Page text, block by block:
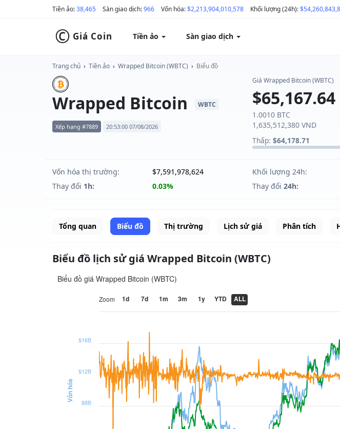
Tiền ảo:38,465 Sàn giao dịch:966 Vốn hóa:$2,213,904,010,578 Khối lượng (24h):
© Giá Coin Tiền ảo Sàn giao dịch
Trang chủ › Tiền ảo › Wrapped Bitcoin (WBTC) › Biểu đồ
Wrapped Bitcoin WBTC
Xếp hạng #7889 20:53:00 07/08/2026
Giá Wrapped Bitcoin (WBTC)
$65,167.64
1.0010 BTC
1,635,512,380 VND
Thấp: $64,178.71
Vốn hóa thị trường: $7,591,978,624 Khối lượng 24h:
Thay đổi 1h: 0.03% Thay đổi 24h:
Tổng quan Biểu đồ Thị trường Lịch sử giá Phân tích
Biểu đồ lịch sử giá Wrapped Bitcoin (WBTC)
Zoom 1d 7d 1m 3m 1y YTD ALL
Vốn hóa
Biểu đồ giá Wrapped Bitcoin (WBTC)
$8B
$12B
$16B